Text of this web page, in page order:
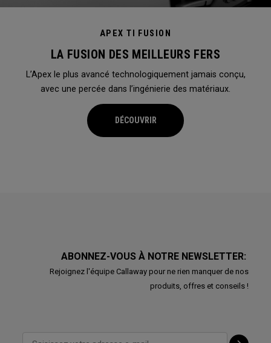
APEX TI FUSION
LA FUSION DES MEILLEURS FERS
L’Apex le plus avancé technologiquement jamais conçu,
avec une percée dans l’ingénierie des matériaux.
DÉCOUVRIR
ABONNEZ-VOUS À NOTRE NEWSLETTER:
Rejoignez l'équipe Callaway pour ne rien manquer de nos
produits, offres et conseils !